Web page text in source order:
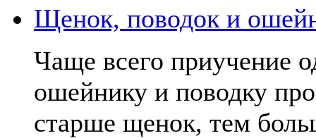
Щенок, поводок и
Чаще всего приучение
ошейнику и поводку
старше щенок, тем